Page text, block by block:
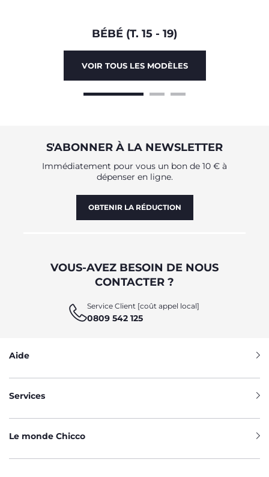
BÉBÉ (T. 15 - 19)
VOIR TOUS LES MODÈLES
S'ABONNER À LA NEWSLETTER
Immédiatement pour vous un bon de 10 € à
dépenser en ligne.
OBTENIR LA RÉDUCTION
VOUS-AVEZ BESOIN DE NOUS
CONTACTER ?
Service Client [coût appel local]
0809 542 125
Aide
Services
Le monde Chicco